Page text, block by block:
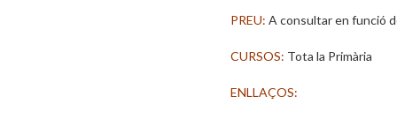
PREU: A consultar en funció
CURSOS: Tota la Primària
ENLLAÇOS: